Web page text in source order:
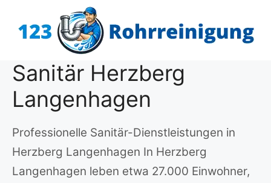
Inhalt
Sanitär Herzberg
Langenhagen
Professionelle Sanitär-Dienstleistungen in
Herzberg Langenhagen In Herzberg
Langenhagen leben etwa 27.000 Einwohner,